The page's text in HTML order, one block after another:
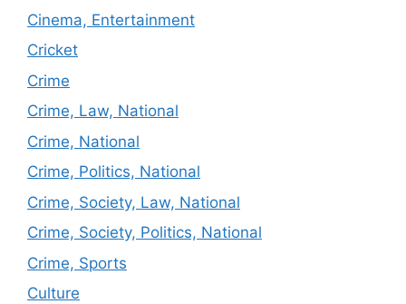
Cinema, Entertainment
Cricket
Crime
Crime, Law, National
Crime, National
Crime, Politics, National
Crime, Society, Law, National
Crime, Society, Politics, National
Crime, Sports
Culture